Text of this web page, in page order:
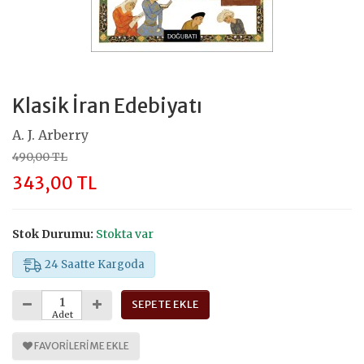
Klasik İran Edebiyatı
A. J. Arberry
490,00 TL
343,00 TL
Stok Durumu: Stokta var
24 Saatte Kargoda
Adet
SEPETE EKLE
FAVORILERIME EKLE